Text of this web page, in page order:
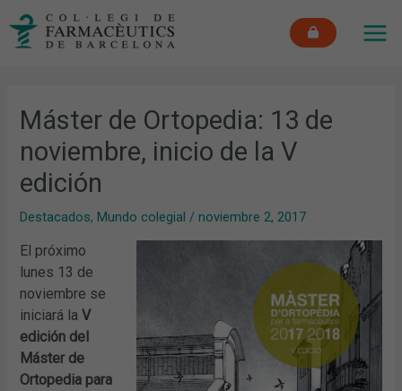
Máster de Ortopedia: 13 de
noviembre, inicio de la V
edición
Destacados, Mundo colegial /noviembre 2, 2017
El próximo
lunes 13 de
noviembre se
iniciará laV
edición del
Máster de
Ortopedia para